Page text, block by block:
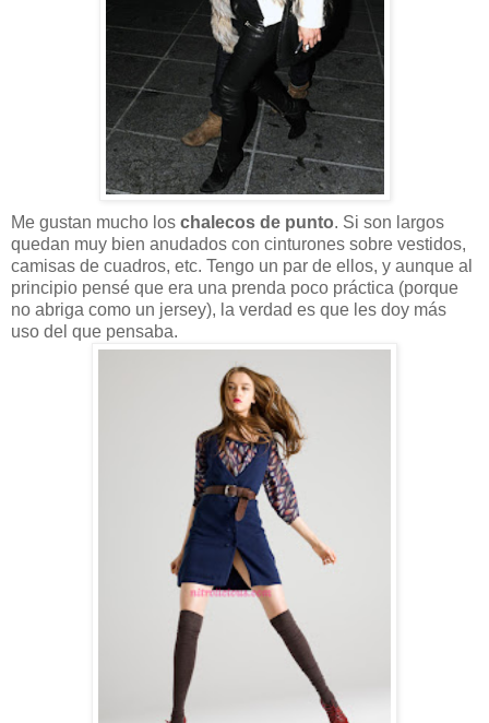
Me gustan mucho los chalecos de punto. Si son largos
quedan muy bien anudados con cinturones sobre vestidos,
camisas de cuadros, etc. Tengo un par de ellos, y aunque al
principio pensé que era una prenda poco práctica (porque
no abriga como un jersey), la verdad es que les doy más
uso del que pensaba.